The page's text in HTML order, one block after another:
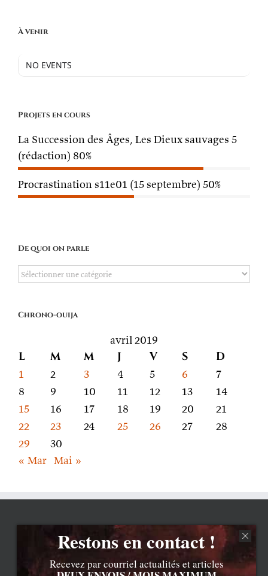
À venir
NO EVENTS
Projets en cours
La Succession des Âges, Les Dieux sauvages 5
(rédaction) 80%
Procrastination s11e01 (15 septembre) 50%
De quoi on parle
De
parle
Chrono-ouija
avril 2019
L M M J V S D
1 2 3 4 5 6
7
8
9 10 11 12 13
14
15
16 17 18 19 20
21
22
23 24 25 26 27
28
29
30
« Mar Mai »
Restons en contact !
Recevez par courriel actualités et articles